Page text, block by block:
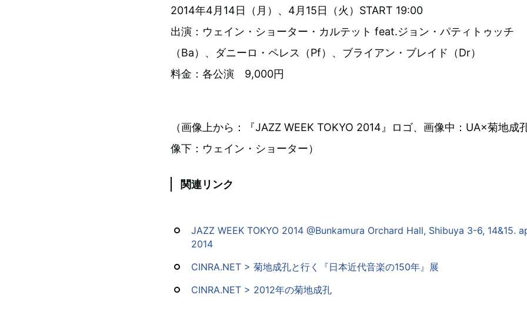
2014年4月14日（月）、4月15日（火）START 19:00
出演：ウェイン・ショーター・カルテット feat.ジョン・パティトゥッチ
（Ba）、ダニーロ・ペレス（Pf）、ブライアン・ブレイド（Dr）
料金：各公演 9,000円
（画像上から：『JAZZ WEEK TOKYO 2014』ロゴ、画像中：UA×菊地成
像下：ウェイン・ショーター）
関連リンク
JAZZ WEEK TOKYO 2014 @Bunkamura Orchard Hall, Shibuya 3-6, 14&15.
2014
CINRA.NET > 菊地成孔と行く『日本近代音楽の150年』展
CINRA.NET > 2012年の菊地成孔